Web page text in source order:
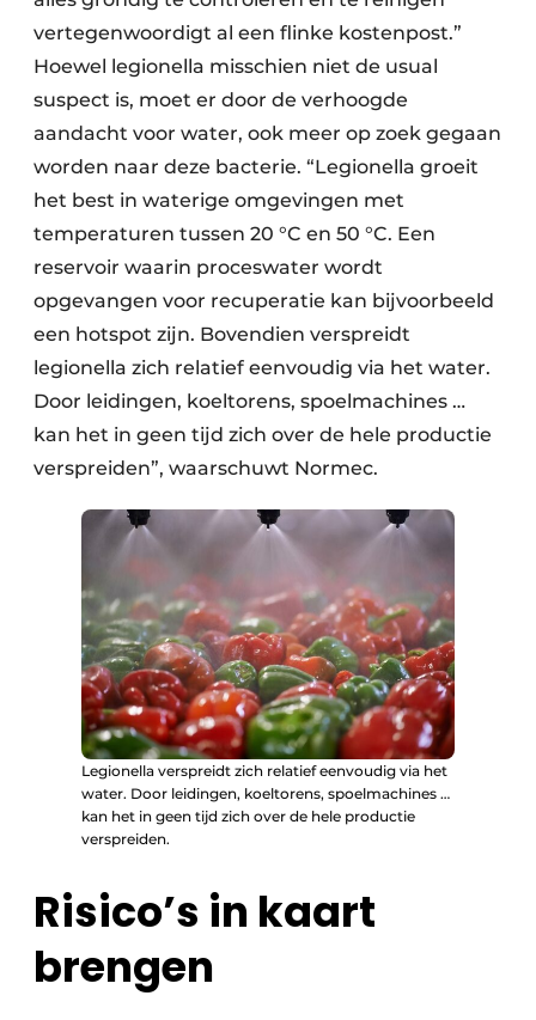
vertegenwoordigt al een flinke kostenpost.”
Hoewel legionella misschien niet de usual
suspect is, moet er door de verhoogde
aandacht voor water, ook meer op zoek gegaan
worden naar deze bacterie. “Legionella groeit
het best in waterige omgevingen met
temperaturen tussen 20 °C en 50 °C. Een
reservoir waarin proceswater wordt
opgevangen voor recuperatie kan bijvoorbeeld
een hotspot zijn. Bovendien verspreidt
legionella zich relatief eenvoudig via het water.
Door leidingen, koeltorens, spoelmachines …
kan het in geen tijd zich over de hele productie
verspreiden”, waarschuwt Normec.
Legionella verspreidt zich relatief eenvoudig via het
water. Door leidingen, koeltorens, spoelmachines …
kan het in geen tijd zich over de hele productie
verspreiden.
Risico’s in kaart
brengen